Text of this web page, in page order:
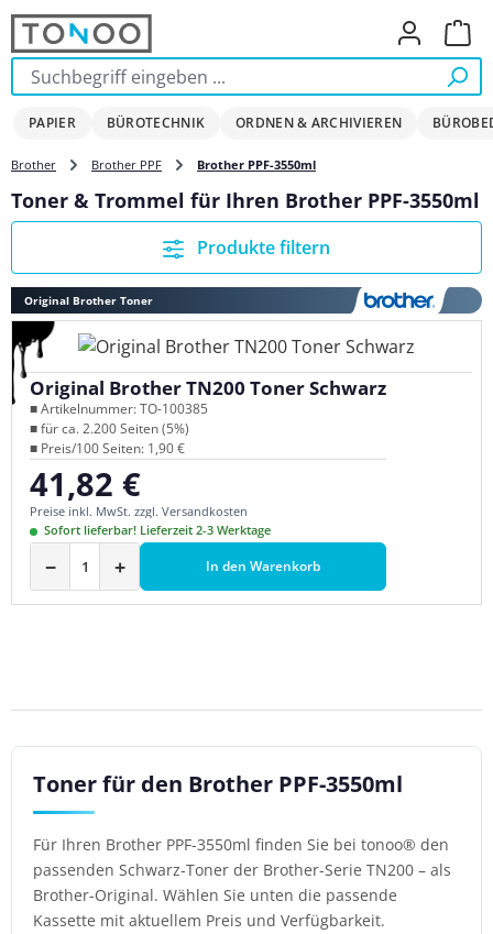
Zum Hauptinhalt springen
PAPIER BÜROTECHNIK ORDNEN & ARCHIVIEREN
Brother Brother PPF Brother PPF-3550ml
Toner & Trommel für Ihren Brother PPF-3550ml
Produkte filtern
Original Brother Toner
Original Brother TN200 Toner Schwarz
■ Artikelnummer: TO-100385
■ für ca. 2.200 Seiten (5%)
■ Preis/100 Seiten: 1,90 €
Regulärer Preis:
41,82 €
Preise inkl. MwSt. zzgl. Versandkosten
Sofort lieferbar! Lieferzeit 2-3 Werktage
− + In den Warenkorb
Toner für den Brother PPF-3550ml
Für Ihren Brother PPF-3550ml finden Sie bei tonoo® den
passenden Schwarz-Toner der Brother-Serie TN200 – als
Brother-Original. Wählen Sie unten die passende
Kassette mit aktuellem Preis und Verfügbarkeit.